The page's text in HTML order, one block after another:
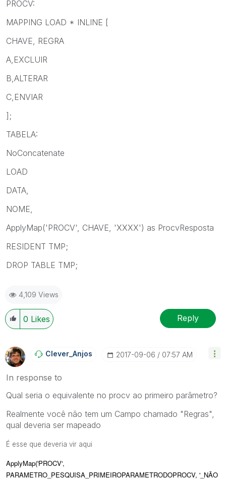
PROCV:
MAPPING LOAD * INLINE [
CHAVE, REGRA
A,EXCLUIR
B,ALTERAR
C,ENVIAR
];
TABELA:
NoConcatenate
LOAD
DATA,
NOME,
ApplyMap('PROCV', CHAVE, 'XXXX') as ProcvResposta
RESIDENT TMP;
DROP TABLE TMP;
4,109 Views
0 Likes Reply
Clever_Anjos ‎2017-09-06 07:57 AM
In response to
Qual seria o equivalente no procv ao primeiro parâmetro?
Realmente você não tem um Campo chamado "Regras",
qual deveria ser mapeado
É esse que deveria vir aqui
ApplyMap('PROCV',
PARAMETRO_PESQUISA_PRIMEIROPARAMETRODOPROCV, '_NÃO